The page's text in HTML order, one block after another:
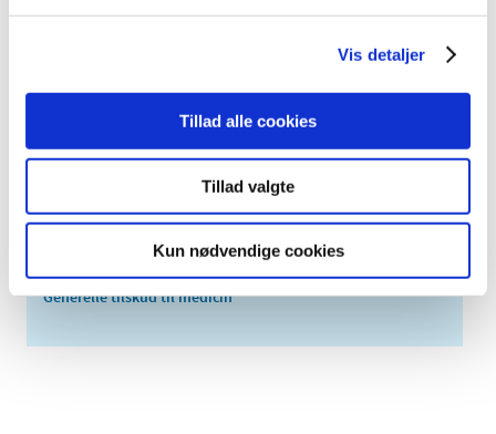
Vis detaljer
Tillad alle cookies
Tillad valgte
Kun nødvendige cookies
2008 (8)
2006 (9)
Relateret indhold
Generelle tilskud til medicin